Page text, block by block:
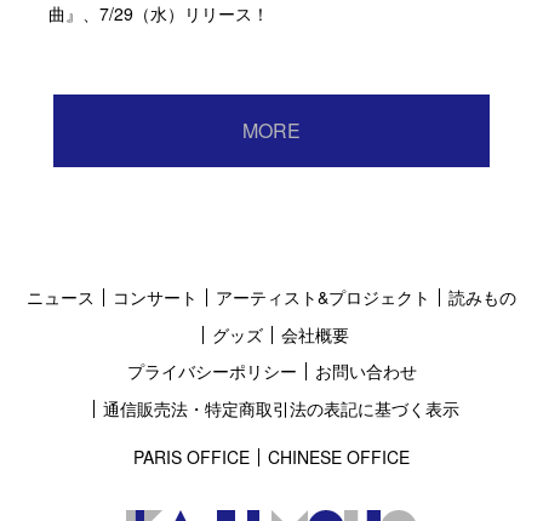
曲』、7/29（水）リリース！
MORE
ニュース コンサート アーティスト&プロジェクト
読みもの
グッズ
会社概要
プライバシーポリシー
お問い合わせ
通信販売法・特定商取引法の表記に基づく表示
PARIS OFFICE
CHINESE OFFICE